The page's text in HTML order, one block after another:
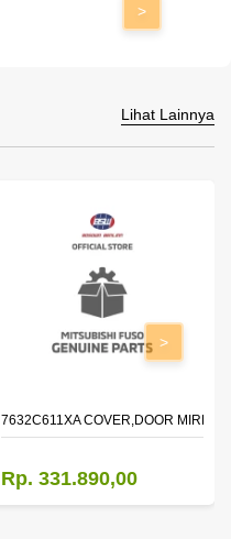
>
Lihat Lainnya
7632C611XA COVER,DOOR
Rp. 331.890,00
>